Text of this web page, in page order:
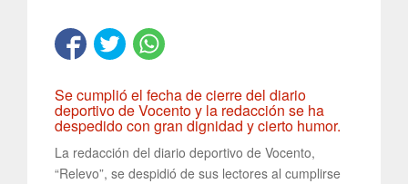
Se cumplió el fecha de cierre del diario
deportivo de Vocento y la redacción se ha
despedido con gran dignidad y cierto humor.
La redacción del diario deportivo de Vocento,
“Relevo”, se despidió de sus lectores al cumplirse